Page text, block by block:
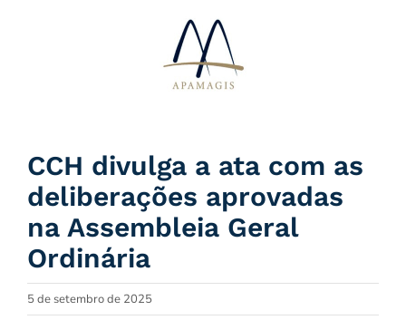
CCH divulga a ata com as
deliberações aprovadas
na Assembleia Geral
Ordinária
5 de setembro de 2025